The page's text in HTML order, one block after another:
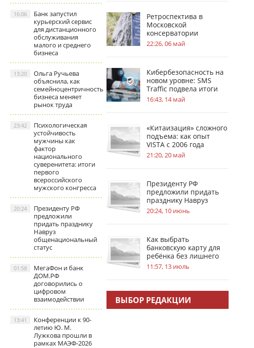
Банк запустил
курьерский сервис
для дистанционного
обслуживания
малого и среднего
бизнеса
16:06
Ольга Ручьева
объяснила, как
семейноцентричность
бизнеса меняет
рынок труда
13:20
Психологическая
устойчивость
мужчины как
фактор
национального
суверенитета: итоги
первого
всероссийского
мужского конгресса
23:42
Президенту РФ
предложили
придать празднику
Навруз
общенациональный
статус
20:24
МегаФон и банк
ДОМ.РФ
договорились о
цифровом
взаимодействии
01:58
Конференции к 90-
летию Ю. М.
Лужкова прошли в
рамках МАЭФ-2026
13:41
Ретроспектива в
Московской
консерватории
посвящена усадьбам в
жизни С.В.
22:26, 06 май
Кибербезопасность на
новом уровне: SMS
Traffic подвела итоги
обновлений
16:43, 14 май
«Китаизация» сложного
подъема: как опыт
VISTA с 2006 года
меняет стандарты
безопасности на
21:20, 20 май
Президенту РФ
предложили придать
празднику Навруз
общенациональный
статус
20:24, 10 июнь
Как выбрать
банковскую карту для
ребёнка без лишнего
риска
11:57, 13 июль
ВЫБОР РЕДАКЦИИ